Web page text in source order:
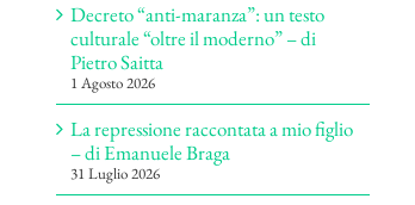
Decreto “anti-maranza”: un testo
culturale “oltre il moderno” – di
Pietro Saitta
1 Agosto 2026
La repressione raccontata a mio figlio
– di Emanuele Braga
31 Luglio 2026